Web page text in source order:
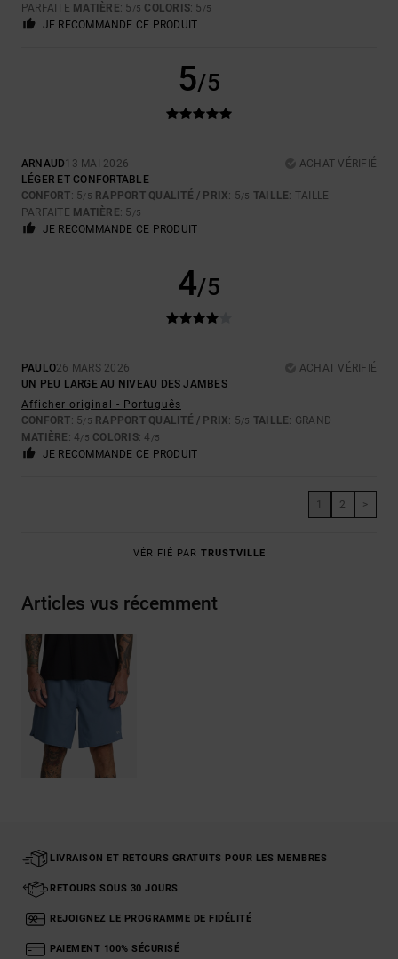
PARFAITE MATIÈRE: 5 /5 COLORIS: 5 /5
JE RECOMMANDE CE PRODUIT
5/5
ARNAUD13 MAI 2026
ACHAT VÉRIFIÉ
LÉGER ET CONFORTABLE
CONFORT: 5/5 RAPPORT QUALITÉ / PRIX: 5/5 TAILLE: TAILLE
PARFAITE MATIÈRE: 5 /5
JE RECOMMANDE CE PRODUIT
4/5
PAULO26 MARS 2026
ACHAT VÉRIFIÉ
UN PEU LARGE AU NIVEAU DES JAMBES
Afficher original - Português
CONFORT: 5/5 RAPPORT QUALITÉ / PRIX: 5/5 TAILLE: GRAND
MATIÈRE : 4/5 COLORIS: 4 /5
JE RECOMMANDE CE PRODUIT
1 2 >
VÉRIFIÉ PAR TRUSTVILLE
Articles vus récemment
LIVRAISON ET RETOURS GRATUITS POUR LES MEMBRES
RETOURS SOUS 30 JOURS
REJOIGNEZ LE PROGRAMME DE FIDÉLITÉ
PAIEMENT 100% SÉCURISÉ